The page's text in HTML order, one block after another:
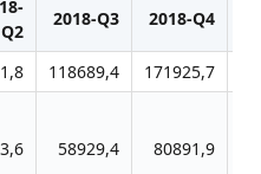
Q2
2018-Q3 2018-Q4
118689,4 171925,7
58929,4 80891,9